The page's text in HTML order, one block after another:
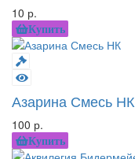
10 р.
Купить
Азарина Смесь НК
100 р.
Купить